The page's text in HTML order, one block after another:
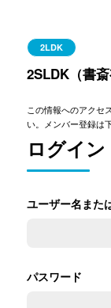
2LDK
2SLDK（書
この情報へのアクセ
い。メンバー登録は
ログイン
ユーザー名また
パスワード